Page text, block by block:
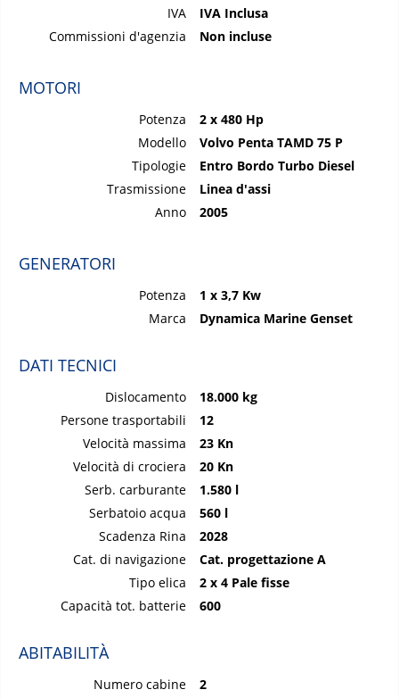
IVA
IVA Inclusa
Commissioni d'agenzia
Non incluse
MOTORI
Potenza
2 x 480 Hp
Modello
Volvo Penta TAMD 75 P
Tipologie
Entro Bordo Turbo Diesel
Trasmissione
Linea d'assi
Anno
2005
GENERATORI
Potenza
1 x 3,7 Kw
Marca
Dynamica Marine Genset
DATI TECNICI
Dislocamento
18.000 kg
Persone trasportabili
12
Velocità massima
23 Kn
Velocità di crociera
20 Kn
Serb. carburante
1.580 l
Serbatoio acqua
560 l
Scadenza Rina
2028
Cat. di navigazione
Cat. progettazione A
Tipo elica
2 x 4 Pale fisse
Capacità tot. batterie
600
ABITABILITÀ
Numero cabine
2